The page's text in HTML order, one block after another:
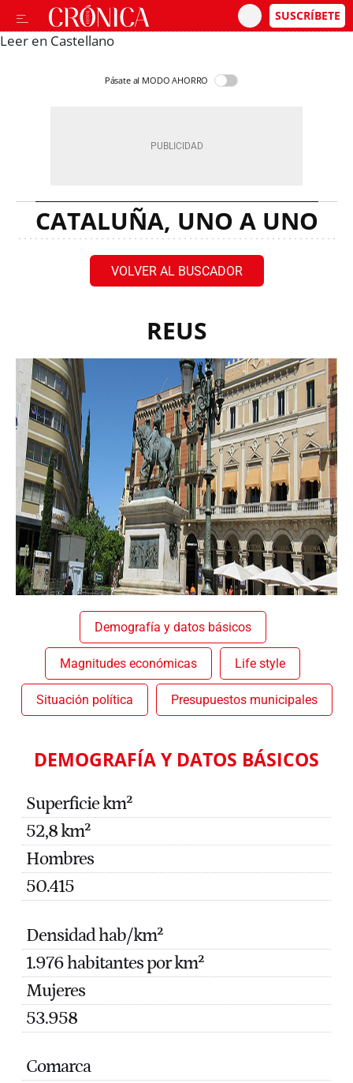
Leer en Castellano
Pásate al MODO AHORRO
CATALUÑA, UNO A UNO
VOLVER AL BUSCADOR
REUS
Demografía y datos básicos
Magnitudes económicas Life style
Situación política Presupuestos municipales
DEMOGRAFÍA Y DATOS BÁSICOS
Superficie km²
52,8 km²
Hombres
50.415
Densidad hab/km²
1.976 habitantes por km²
Mujeres
53.958
Comarca